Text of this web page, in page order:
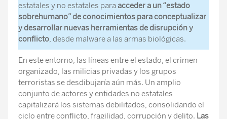
estatales y no estatales para acceder a un “estado
sobrehumano” de conocimientos para conceptualizar
y desarrollar nuevas herramientas de disrupción y
conflicto, desde malware a las armas biológicas.
En este entorno, las líneas entre el estado, el crimen
organizado, las milicias privadas y los grupos
terroristas se desdibujaría aún más. Un amplio
conjunto de actores y entidades no estatales
capitalizará los sistemas debilitados, consolidando el
ciclo entre conflicto, fragilidad, corrupción y delito. Las